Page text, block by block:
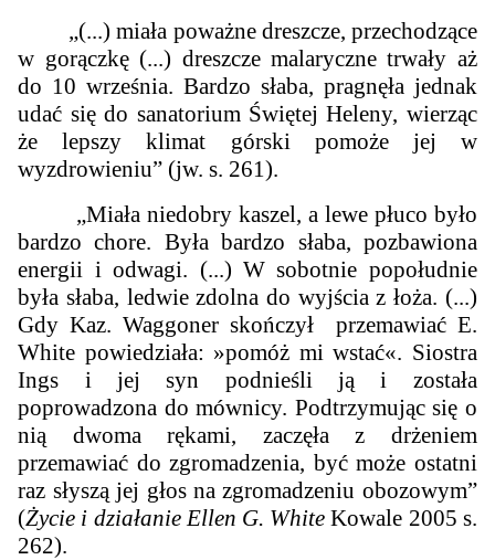
„(...) miała poważne dreszcze, przechodzące
w gorączkę (...) dreszcze malaryczne trwały aż
do 10 września. Bardzo słaba, pragnęła jednak
udać się do sanatorium Świętej Heleny, wierząc
że lepszy klimat górski pomoże jej w
wyzdrowieniu” (jw. s. 261).
„Miała niedobry kaszel, a lewe płuco było
bardzo chore. Była bardzo słaba, pozbawiona
energii i odwagi. (...) W sobotnie popołudnie
była słaba, ledwie zdolna do wyjścia z łoża. (...)
Gdy Kaz. Waggoner skończył przemawiać E.
White powiedziała: »pomóż mi wstać«. Siostra
Ings i jej syn podnieśli ją i została
poprowadzona do mównicy. Podtrzymując się o
nią dwoma rękami, zaczęła z drżeniem
przemawiać do zgromadzenia, być może ostatni
raz słyszą jej głos na zgromadzeniu obozowym”
(Życie i działanie Ellen G. White Kowale 2005 s.
262).